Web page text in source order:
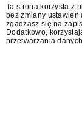
nowego
Ta strona korzysta z
bez zmiany ustawień
zgadzasz się na
Dodatkowo,
przetwarzania